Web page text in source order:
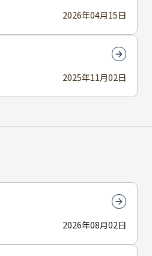
2026年08月02日
2026年04月15日
2025年11月02日